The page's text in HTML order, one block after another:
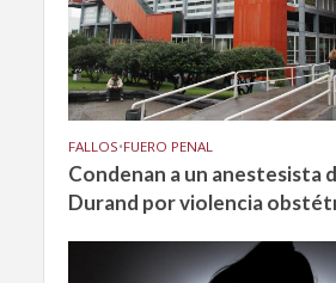
FALLOS•FUERO PENAL
Condenan a un anestesista
Durand por violencia